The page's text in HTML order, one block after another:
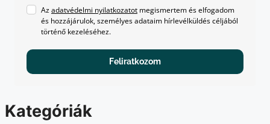
Azadatvédelmi nyilatkozatot megismertem és elfogadom
és hozzájárulok, személyes adataim hírlevélküldés céljából
történő kezeléséhez.
Feliratkozom
Kategóriák